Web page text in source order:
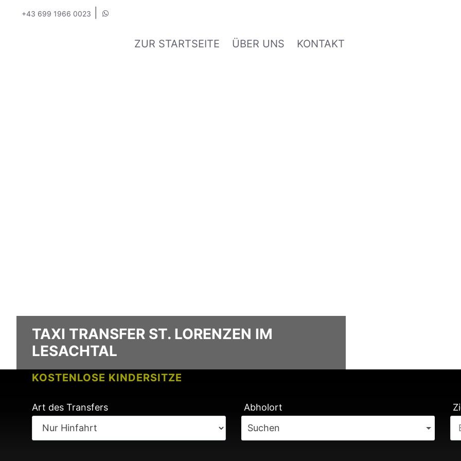
+43 699 1966 0023
ZUR STARTSEITE ÜBER UNS KONTAKT
KOSTENLOSE KINDERSITZE
KEINE GEBÜHREN BEI FLUGVERSPÄTUNG
TAXI TRANSFER ST. LORENZEN IM
LESACHTAL
Art des Transfers
Abholort
Suchen